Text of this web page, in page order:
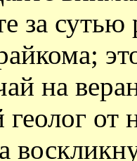
за
на
от